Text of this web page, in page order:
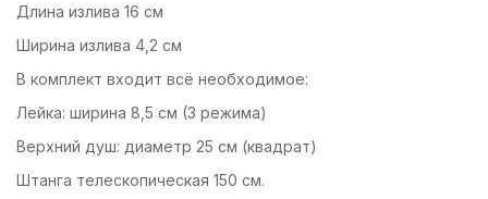
Длина излива 16 см
Ширина излива 4,2 см
В комплект входит всё необходимое:
Лейка: ширина 8,5 см (3 режима)
Верхний душ: диаметр 25 см (квадрат)
Штанга телескопическая 150 см.